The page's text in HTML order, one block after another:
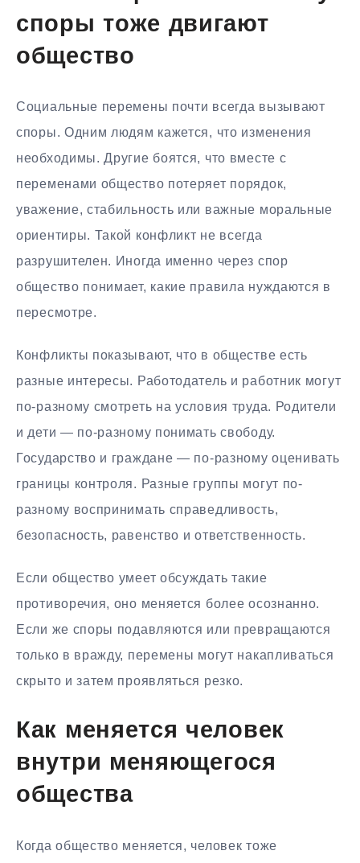
споры тоже двигают
общество
Социальные перемены почти всегда вызывают
споры. Одним людям кажется, что изменения
необходимы. Другие боятся, что вместе с
переменами общество потеряет порядок,
уважение, стабильность или важные моральные
ориентиры. Такой конфликт не всегда
разрушителен. Иногда именно через спор
общество понимает, какие правила нуждаются в
пересмотре.
Конфликты показывают, что в обществе есть
разные интересы. Работодатель и работник могут
по-разному смотреть на условия труда. Родители
и дети — по-разному понимать свободу.
Государство и граждане — по-разному оценивать
границы контроля. Разные группы могут по-
разному воспринимать справедливость,
безопасность, равенство и ответственность.
Если общество умеет обсуждать такие
противоречия, оно меняется более осознанно.
Если же споры подавляются или превращаются
только в вражду, перемены могут накапливаться
скрыто и затем проявляться резко.
Как меняется человек
внутри меняющегося
общества
Когда общество меняется, человек тоже